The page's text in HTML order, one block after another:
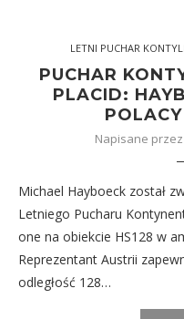
LETNI PUCHAR
PUCHAR
PLACID:
Napisane przez
Michael Hayboeck został
Letniego Pucharu
one na obiekcie HS128 w
Reprezentant Austrii
odległość 128…